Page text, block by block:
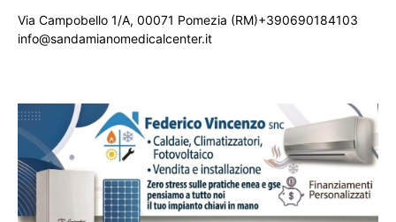
Via Campobello 1/A, 00071 Pomezia (RM)+390690184103
info@sandamianomedicalcenter.it